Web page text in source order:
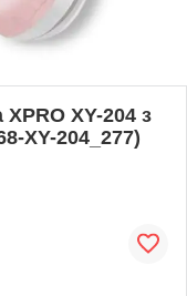
XY-204 з
XY-204_277)